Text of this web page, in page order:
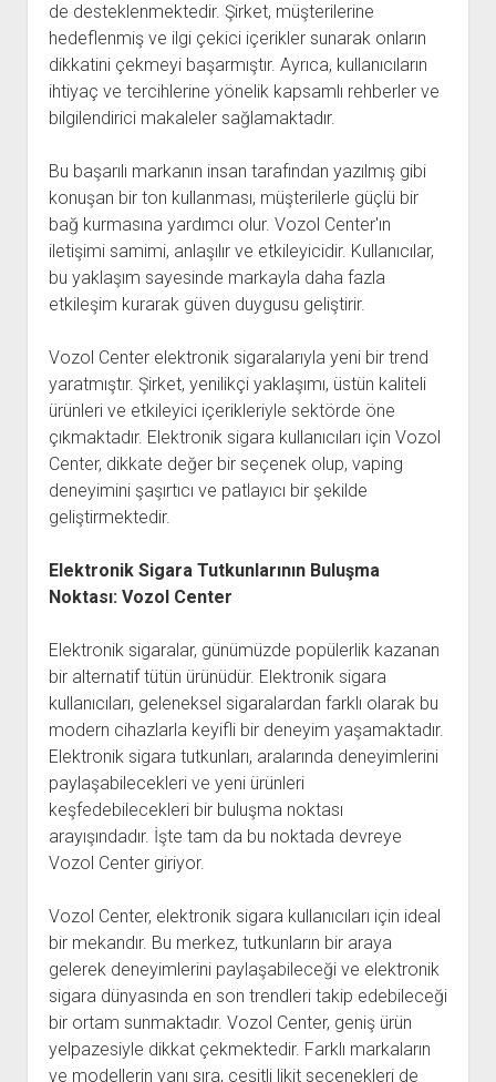
de desteklenmektedir. Şirket, müşterilerine
hedeflenmiş ve ilgi çekici içerikler sunarak onların
dikkatini çekmeyi başarmıştır. Ayrıca, kullanıcıların
ihtiyaç ve tercihlerine yönelik kapsamlı rehberler ve
bilgilendirici makaleler sağlamaktadır.
Bu başarılı markanın insan tarafından yazılmış gibi
konuşan bir ton kullanması, müşterilerle güçlü bir
bağ kurmasına yardımcı olur. Vozol Center'ın
iletişimi samimi, anlaşılır ve etkileyicidir. Kullanıcılar,
bu yaklaşım sayesinde markayla daha fazla
etkileşim kurarak güven duygusu geliştirir.
Vozol Center elektronik sigaralarıyla yeni bir trend
yaratmıştır. Şirket, yenilikçi yaklaşımı, üstün kaliteli
ürünleri ve etkileyici içerikleriyle sektörde öne
çıkmaktadır. Elektronik sigara kullanıcıları için Vozol
Center, dikkate değer bir seçenek olup, vaping
deneyimini şaşırtıcı ve patlayıcı bir şekilde
geliştirmektedir.
Elektronik Sigara Tutkunlarının Buluşma
Noktası: Vozol Center
Elektronik sigaralar, günümüzde popülerlik kazanan
bir alternatif tütün ürünüdür. Elektronik sigara
kullanıcıları, geleneksel sigaralardan farklı olarak bu
modern cihazlarla keyifli bir deneyim yaşamaktadır.
Elektronik sigara tutkunları, aralarında deneyimlerini
paylaşabilecekleri ve yeni ürünleri
keşfedebilecekleri bir buluşma noktası
arayışındadır. İşte tam da bu noktada devreye
Vozol Center giriyor.
Vozol Center, elektronik sigara kullanıcıları için ideal
bir mekandır. Bu merkez, tutkunların bir araya
gelerek deneyimlerini paylaşabileceği ve elektronik
sigara dünyasında en son trendleri takip edebileceği
bir ortam sunmaktadır. Vozol Center, geniş ürün
yelpazesiyle dikkat çekmektedir. Farklı markaların
ve modellerin yanı sıra, çeşitli likit seçenekleri de